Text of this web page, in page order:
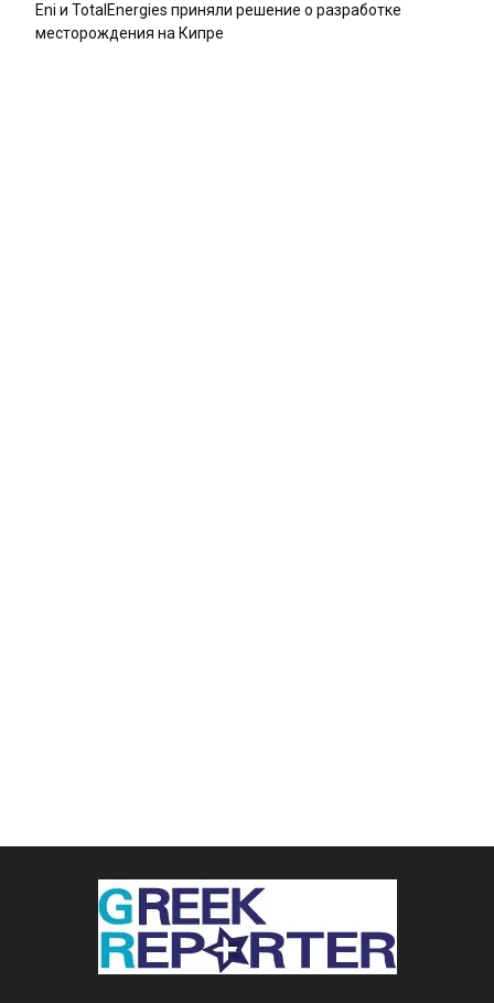
Eni и TotalEnergies приняли решение о разработке
месторождения на Кипре